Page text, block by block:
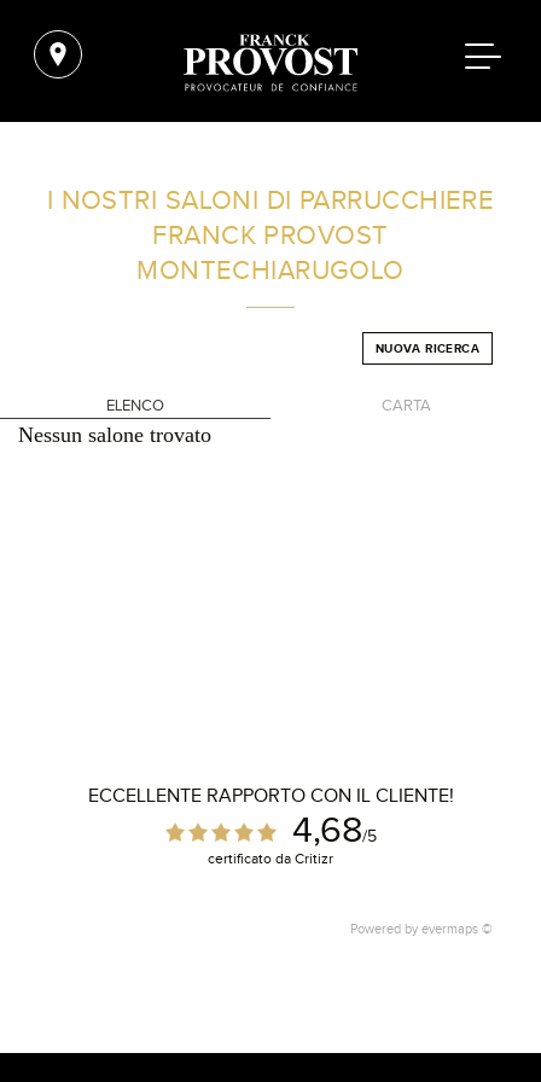
FILTRI AVANZATI
I NOSTRI SALONI DI PARRUCCHIERE
FRANCK PROVOST
MONTECHIARUGOLO
NUOVA RICERCA
ELENCO CARTA
Nessun salone trovato
ECCELLENTE RAPPORTO CON IL CLIENTE!
4,68/5
certificato da Critizr
Powered by evermaps ©